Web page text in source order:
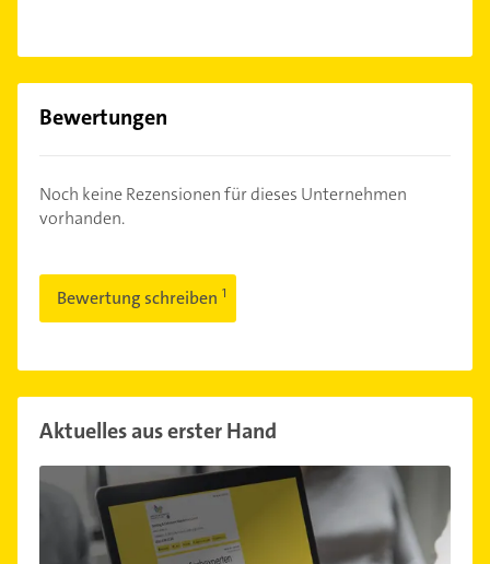
Bewertungen
Noch keine Rezensionen für dieses Unternehmen
vorhanden.
Bewertung schreiben
Aktuelles aus erster Hand